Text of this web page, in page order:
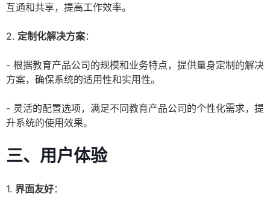
互通和共享，提高工作效率。
2. 定制化解决方案：
- 根据教育产品公司的规模和业务特点，提供量身定制的解决
方案，确保系统的适用性和实用性。
- 灵活的配置选项，满足不同教育产品公司的个性化需求，提
升系统的使用效果。
三、用户体验
1. 界面友好：